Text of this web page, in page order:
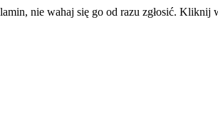
nie wahaj się go od razu zgłosić.